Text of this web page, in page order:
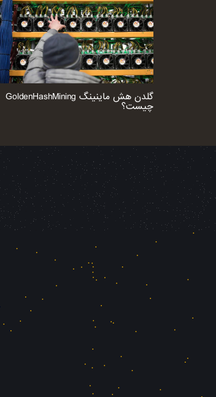
گلدن هش ماینینگ GoldenHashMining
چیست؟